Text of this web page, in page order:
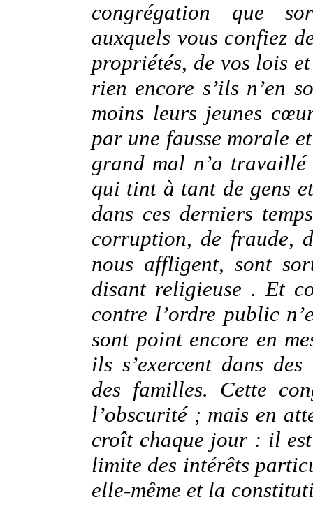
congrégation que
auxquels vous confiez
propriétés, de vos lois
rien encore s’ils n’en
moins leurs jeunes
par une fausse morale
grand mal n’a
qui tint à tant de gens
dans ces derniers
corruption, de fraude,
nous affligent, sont
disant religieuse . Et
contre l’ordre public
sont point encore en
ils s’exercent dans
des familles. Cette
l’obscurité ; mais en
croît chaque jour : il
limite des intérêts
elle-même et la